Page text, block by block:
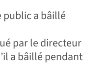
public a bâillé
par le directeur
a bâillé pendant